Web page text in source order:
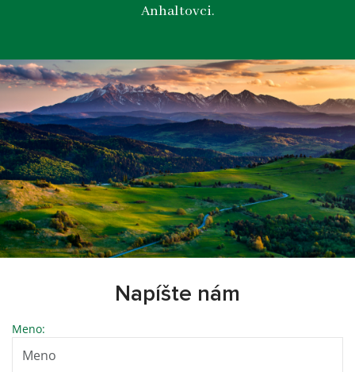
Anhaltovci.
Napíšte nám
Meno: